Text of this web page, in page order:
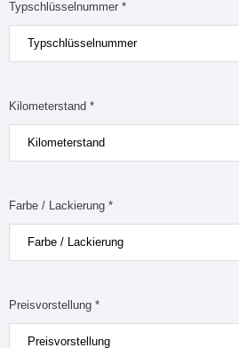
Typschlüsselnummer *
Kilometerstand *
Farbe / Lackierung *
Preisvorstellung *